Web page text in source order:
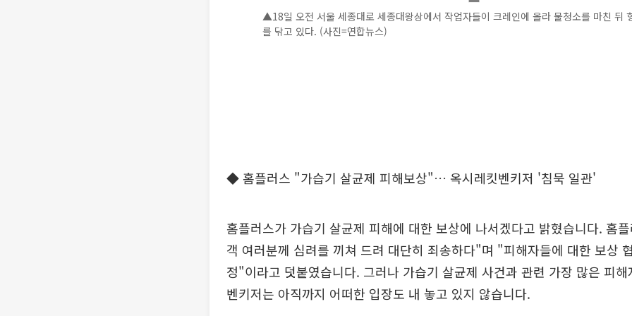
▲18일 오전 서울 세종대로 세종대왕상에서 작업자들이 크레인에 올라 물청소를 마친 뒤
를 닦고 있다. (사진=연합뉴스)
◆ 홈플러스 "가습기 살균제 피해보상"… 옥시레킷벤키저 '침묵 일관'
홈플러스가 가습기 살균제 피해에 대한 보상에 나서겠다고 밝혔습니다. 홈
객 여러분께 심려를 끼쳐 드려 대단히 죄송하다"며 "피해자들에 대한 보상
정"이라고 덧붙였습니다. 그러나 가습기 살균제 사건과 관련 가장 많은 피
벤키저는 아직까지 어떠한 입장도 내 놓고 있지 않습니다.